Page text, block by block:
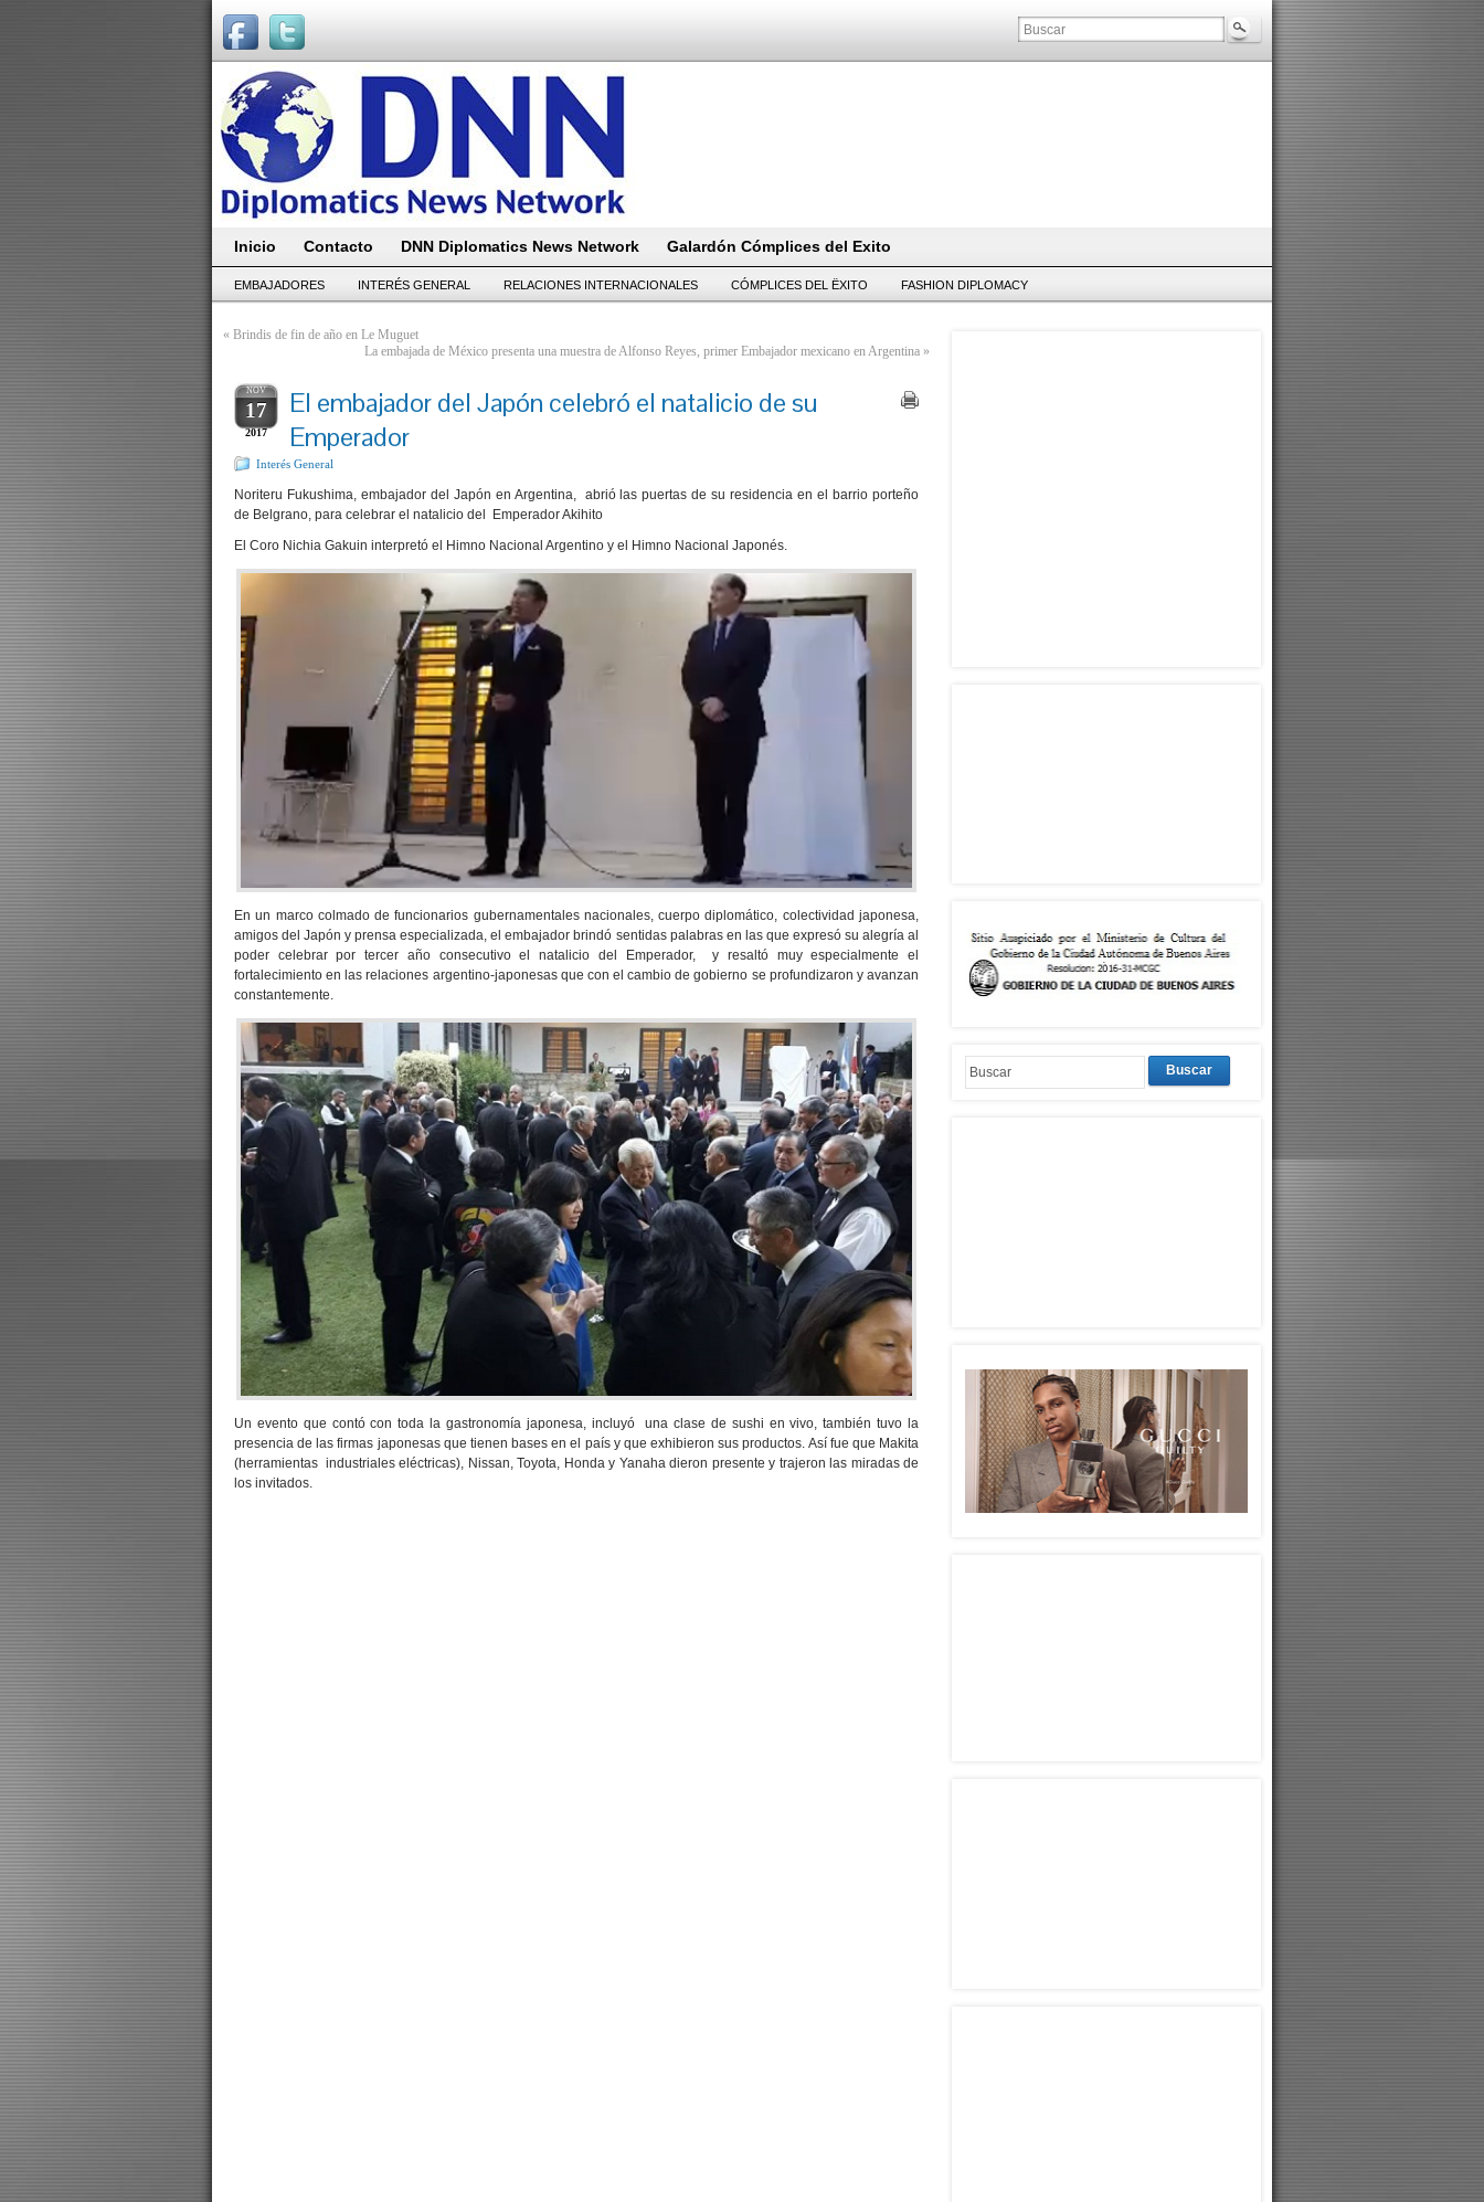
Inicio Contacto DNN Diplomatics News Network Galardón Cómplices del Exito
EMBAJADORES INTERÉS GENERAL RELACIONES INTERNACIONALES CÓMPLICES DEL ËXITO FASHION DIPLOMACY
« Brindis de fin de año en Le Muguet
La embajada de México presenta una muestra de Alfonso Reyes, primer Embajador mexicano en Argentina »
NOV
17
2017
El embajador del Japón celebró el natalicio de su
Emperador
Interés General
Noriteru Fukushima, embajador del Japón en Argentina, abrió las puertas de su residencia en el barrio porteño
de Belgrano, para celebrar el natalicio del Emperador Akihito
El Coro Nichia Gakuin interpretó el Himno Nacional Argentino y el Himno Nacional Japonés.
En un marco colmado de funcionarios gubernamentales nacionales, cuerpo diplomático, colectividad japonesa,
amigos del Japón y prensa especializada, el embajador brindó sentidas palabras en las que expresó su alegría al
poder celebrar por tercer año consecutivo el natalicio del Emperador, y resaltó muy especialmente el
fortalecimiento en las relaciones argentino-japonesas que con el cambio de gobierno se profundizaron y avanzan
constantemente.
Un evento que contó con toda la gastronomía japonesa, incluyó una clase de sushi en vivo, también tuvo la
presencia de las firmas japonesas que tienen bases en el país y que exhibieron sus productos. Así fue que Makita
(herramientas industriales eléctricas), Nissan, Toyota, Honda y Yanaha dieron presente y trajeron las miradas de
los invitados.
Buscar